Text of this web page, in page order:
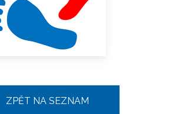
ZPĚT NA SEZNAM